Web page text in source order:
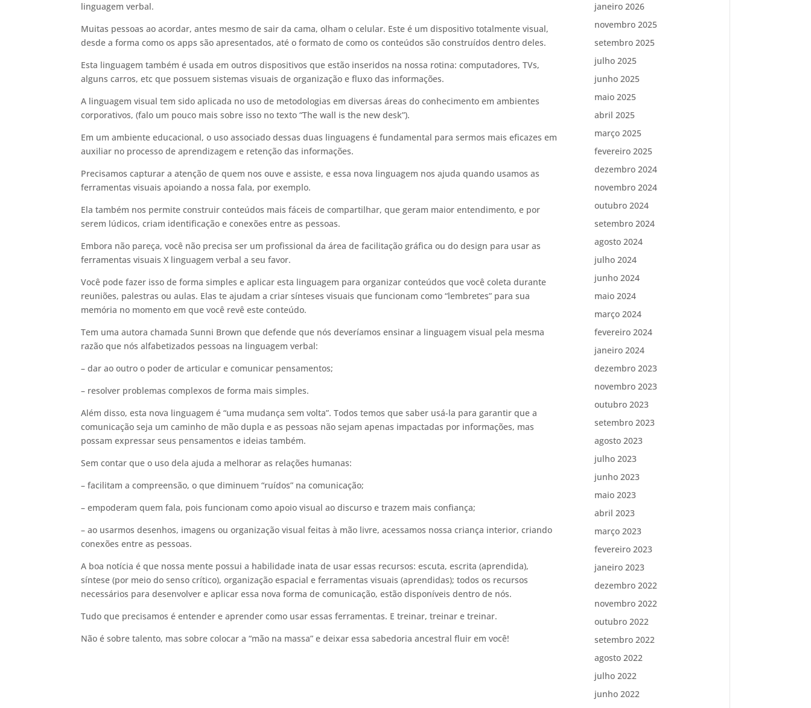
linguagem verbal.
Muitas pessoas ao acordar, antes mesmo de sair da cama, olham o celular. Este é um dispositivo totalmente visual,
desde a forma como os apps são apresentados, até o formato de como os conteúdos são construídos dentro deles.
Esta linguagem também é usada em outros dispositivos que estão inseridos na nossa rotina: computadores, TVs,
alguns carros, etc que possuem sistemas visuais de organização e fluxo das informações.
A linguagem visual tem sido aplicada no uso de metodologias em diversas áreas do conhecimento em ambientes
corporativos, (falo um pouco mais sobre isso no texto “The wall is the new desk”).
Em um ambiente educacional, o uso associado dessas duas linguagens é fundamental para sermos mais eficazes em
auxiliar no processo de aprendizagem e retenção das informações.
Precisamos capturar a atenção de quem nos ouve e assiste, e essa nova linguagem nos ajuda quando usamos as
ferramentas visuais apoiando a nossa fala, por exemplo.
Ela também nos permite construir conteúdos mais fáceis de compartilhar, que geram maior entendimento, e por
serem lúdicos, criam identificação e conexões entre as pessoas.
Embora não pareça, você não precisa ser um profissional da área de facilitação gráfica ou do design para usar as
ferramentas visuais X linguagem verbal a seu favor.
Você pode fazer isso de forma simples e aplicar esta linguagem para organizar conteúdos que você coleta durante
reuniões, palestras ou aulas. Elas te ajudam a criar sínteses visuais que funcionam como “lembretes” para sua
memória no momento em que você revê este conteúdo.
Tem uma autora chamada Sunni Brown que defende que nós deveríamos ensinar a linguagem visual pela mesma
razão que nós alfabetizados pessoas na linguagem verbal:
– dar ao outro o poder de articular e comunicar pensamentos;
– resolver problemas complexos de forma mais simples.
Além disso, esta nova linguagem é “uma mudança sem volta”. Todos temos que saber usá-la para garantir que a
comunicação seja um caminho de mão dupla e as pessoas não sejam apenas impactadas por informações, mas
possam expressar seus pensamentos e ideias também.
Sem contar que o uso dela ajuda a melhorar as relações humanas:
– facilitam a compreensão, o que diminuem “ruídos” na comunicação;
– empoderam quem fala, pois funcionam como apoio visual ao discurso e trazem mais confiança;
– ao usarmos desenhos, imagens ou organização visual feitas à mão livre, acessamos nossa criança interior, criando
conexões entre as pessoas.
A boa notícia é que nossa mente possui a habilidade inata de usar essas recursos: escuta, escrita (aprendida),
síntese (por meio do senso crítico), organização espacial e ferramentas visuais (aprendidas); todos os recursos
necessários para desenvolver e aplicar essa nova forma de comunicação, estão disponíveis dentro de nós.
Tudo que precisamos é entender e aprender como usar essas ferramentas. E treinar, treinar e treinar.
Não é sobre talento, mas sobre colocar a “mão na massa” e deixar essa sabedoria ancestral fluir em você!
janeiro 2026
novembro 2025
setembro 2025
julho 2025
junho 2025
maio 2025
abril 2025
março 2025
fevereiro 2025
dezembro 2024
novembro 2024
outubro 2024
setembro 2024
agosto 2024
julho 2024
junho 2024
maio 2024
março 2024
fevereiro 2024
janeiro 2024
dezembro 2023
novembro 2023
outubro 2023
setembro 2023
agosto 2023
julho 2023
junho 2023
maio 2023
abril 2023
março 2023
fevereiro 2023
janeiro 2023
dezembro 2022
novembro 2022
outubro 2022
setembro 2022
agosto 2022
julho 2022
junho 2022